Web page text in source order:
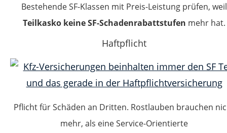
Bestehende SF-Klassen mit Preis-Leistung prüfen, weil
Teilkasko keine SF-Schadenrabattstufen mehr hat.
Haftpflicht
Pflicht für Schäden an Dritten. Rostlauben brauchen
mehr, als eine Service-Orientierte